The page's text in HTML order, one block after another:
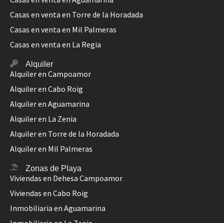
Casas en venta en Torre de la Horadada
Casas en venta en Mil Palmeras
Casas en venta en La Regia
Alquiler
Alquiler en Campoamor
Alquiler en Cabo Roig
Alquiler en Aguamarina
Alquiler en La Zenia
Alquiler en Torre de la Horadada
Alquiler en Mil Palmeras
Zonas de Playa
Viviendas en Dehesa Campoamor
Viviendas en Cabo Roig
Inmobiliaria en Aguamarina